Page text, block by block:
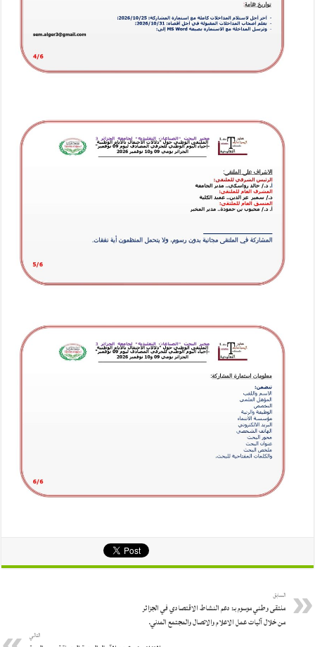
السابق
ملتقى وطني موسوم بـ: دعم النشاط الاقتصادي في الجزائر
من خلال آليات عمل الاعلام والاتصال والمجتمع المدني.
التالي